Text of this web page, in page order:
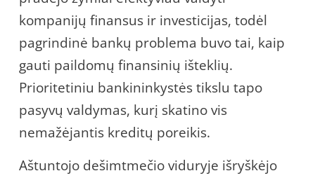
kompanijų finansus ir investicijas, todėl
pagrindinė bankų problema buvo tai, kaip
gauti paildomų finansinių išteklių.
Prioritetiniu bankininkystės tikslu tapo
pasyvų valdymas, kurį skatino vis
nemažėjantis kreditų poreikis.
Aštuntojo dešimtmečio viduryje išryškėjo